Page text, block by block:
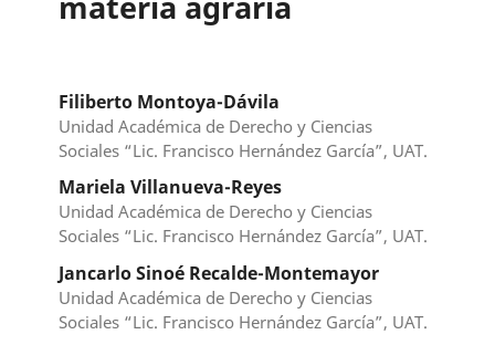
Filiberto Montoya-Dávila
Unidad Académica de Derecho y Ciencias
Sociales “Lic. Francisco Hernández García”, UAT.
Mariela Villanueva-Reyes
Unidad Académica de Derecho y Ciencias
Sociales “Lic. Francisco Hernández García”, UAT.
Jancarlo Sinoé Recalde-Montemayor
Unidad Académica de Derecho y Ciencias
Sociales “Lic. Francisco Hernández García”, UAT.